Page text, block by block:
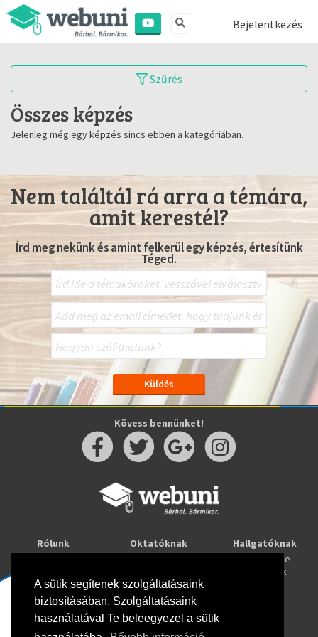
A sütik segítenek szolgáltatásaink
biztosításában. Szolgáltatásaink
használatával Te beleegyezel a sütik
Bejelentkezés
Szűrés
Összes képzés
Jelenleg még egy képzés sincs ebben a kategóriában.
Nem találtál rá arra a témára,
amit kerestél?
Írd meg nekünk és amint felkerül egy képzés, értesítünk
Téged.
Kövess bennünket!
Rólunk
Oktatóknak
Webuni Stúdió
Hallgatóknak
Tanulj online
Képzések
Info
Adatkezelési tájékoztató
ÁSZF